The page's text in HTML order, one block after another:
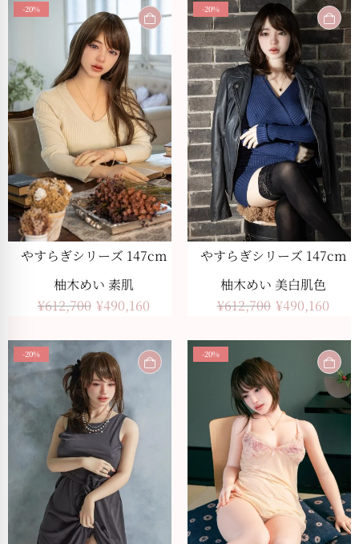
-20%
やすらぎシリーズ 147cm
柚木めい 素肌
¥612,700 ¥490,160
-20%
やすらぎシリーズ 147cm
柚木めい 美白肌色
¥612,700 ¥490,160
-20% -20%